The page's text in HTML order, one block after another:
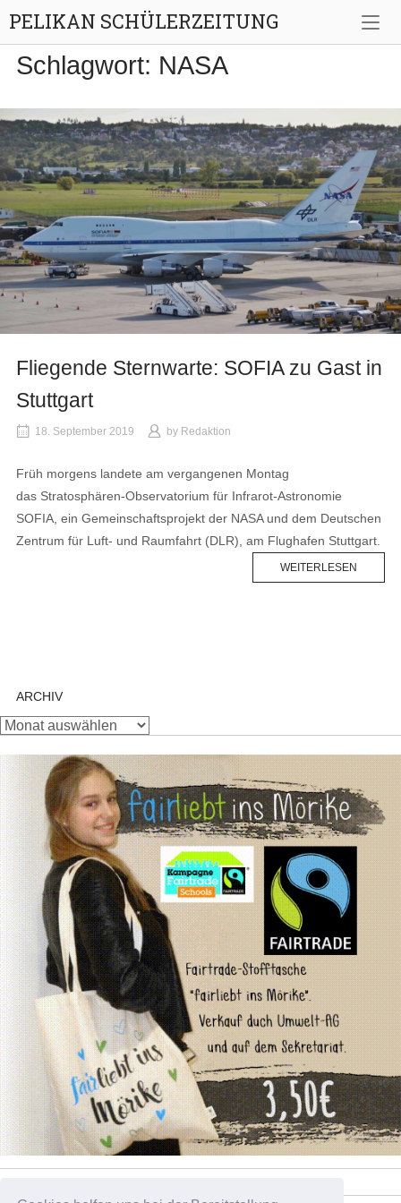
PELIKAN SCHÜLERZEITUNG
Schlagwort: NASA
Fliegende Sternwarte: SOFIA zu Gast in
Stuttgart
18. September 2019 by Redaktion
Früh morgens landete am vergangenen Montag
das Stratosphären-Observatorium für Infrarot-Astronomie
SOFIA, ein Gemeinschaftsprojekt der NASA und dem Deutschen
Zentrum für Luft- und Raumfahrt (DLR), am Flughafen Stuttgart.
WEITERLESEN
ARCHIV
Archiv